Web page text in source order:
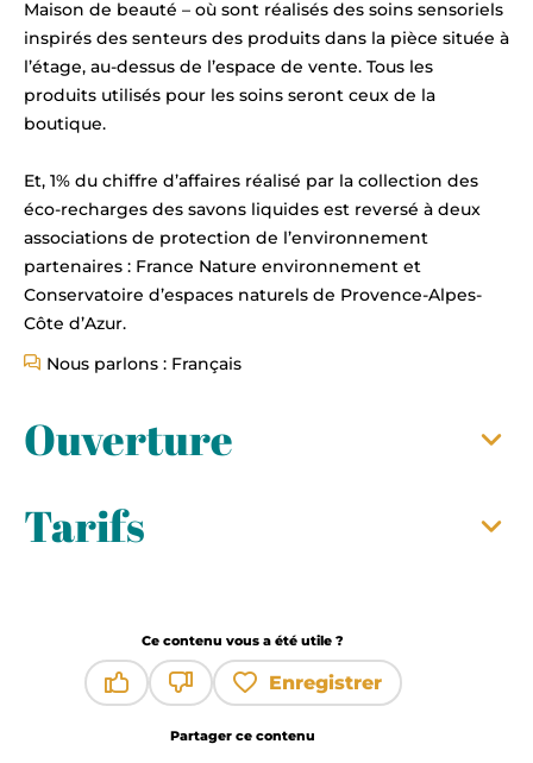
Maison de beauté – où sont réalisés des soins sensoriels
inspirés des senteurs des produits dans la pièce située à
l’étage, au-dessus de l’espace de vente. Tous les
produits utilisés pour les soins seront ceux de la
boutique.
Et, 1% du chiffre d’affaires réalisé par la collection des
éco-recharges des savons liquides est reversé à deux
associations de protection de l’environnement
partenaires : France Nature environnement et
Conservatoire d’espaces naturels de Provence-Alpes-
Côte d’Azur.
Nous parlons : Français
Ouverture
Tarifs
Ce contenu vous a été utile ?
Enregistrer
Partager ce contenu